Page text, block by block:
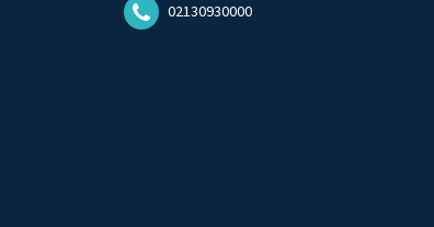
02130930000